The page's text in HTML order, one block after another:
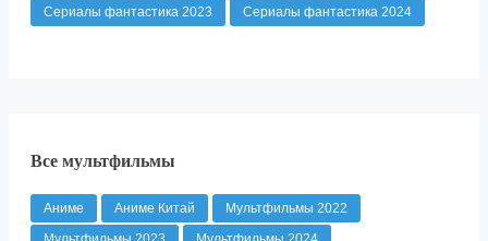
Сериалы фантастика 2023
Сериалы фантастика 2024
Все мультфильмы
Аниме Аниме Китай
Мультфильмы 2022